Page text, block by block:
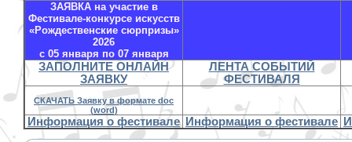
ЗАЯВКА на участие в
Фестивале-конкурсе искусств
«Рождественские сюрпризы»
2026
с 05 января по 07 января
ЗАПОЛНИТЕ ОНЛАЙН
ЗАЯВКУ
ЛЕНТА СОБЫТИЙ
ФЕСТИВАЛЯ
СКАЧАТЬ Заявку в формате doc
(word)
Информация о фестивале Информация о фестивале